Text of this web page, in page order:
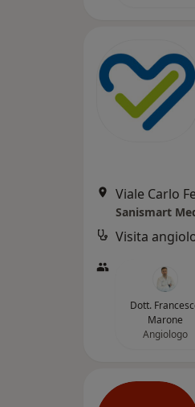
Viale Carlo
Sanismart
Visita
Dott.
Marone
Angiologo